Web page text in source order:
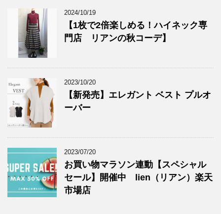
2024/10/19
【1枚で2倍楽しめる！ハイネック専
門店 リアンの秋コーデ】
2023/10/20
【新発売】エレガント ベスト プルオ
ーバー
2023/07/20
お買い物マラソン連動【スペシャル
セール】開催中 lien（リアン）楽天
市場店